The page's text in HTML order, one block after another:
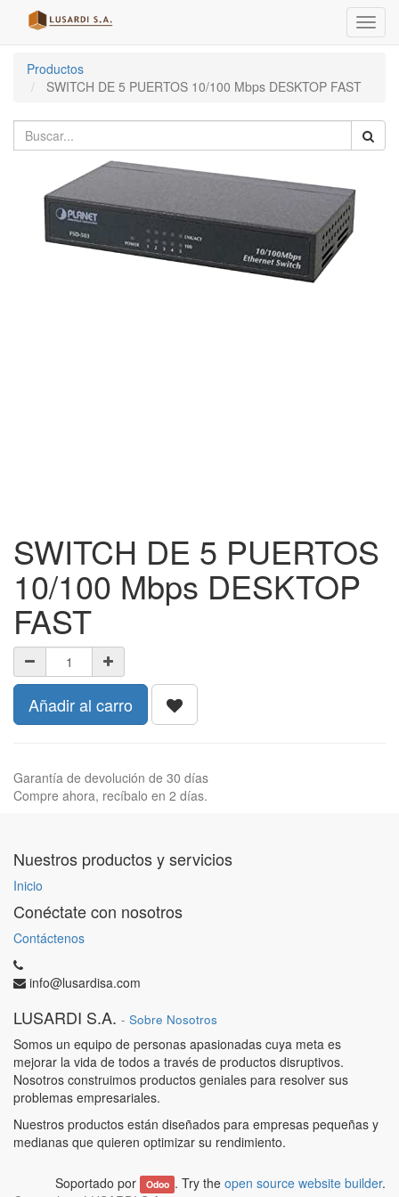
Menú
de
Productos
SWITCH DE 5 PUERTOS 10/100 Mbps DESKTOP FAST
SWITCH DE 5 PUERTOS
10/100 Mbps DESKTOP
FAST
Añadir al carro
Garantía de devolución de 30 días
Compre ahora, recíbalo en 2 días.
Nuestros productos y servicios
Inicio
Conéctate con nosotros
Contáctenos
info@lusardisa.com
LUSARDI S.A. - Sobre Nosotros
Somos un equipo de personas apasionadas cuya meta es
mejorar la vida de todos a través de productos disruptivos.
Nosotros construimos productos geniales para resolver sus
problemas empresariales.
Nuestros productos están diseñados para empresas pequeñas y
medianas que quieren optimizar su rendimiento.
Soportado por Odoo . Try the open source website builder.